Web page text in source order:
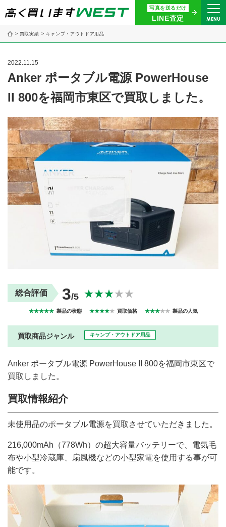
写真を送るだけ
LINE査定 MENU
まずはお気軽にお問い合わせ・
査定をご依頼ください
買取専用ダイヤル
9:00〜18:30(年中無休)
24時間365日受付
買取に関する質問や相談もすぐにできて便利
簡単操作！LINE査定
宅配買取
出張買取
買取商品ジャンル
買取実績
新着情報
規約・同意書
本人確認書類アップロード
買取実績 キャンプ・アウトドア用品
2022.11.15
Anker ポータブル電源 PowerHouse
II 800を福岡市東区で買取しました。
総合評価 3/5 ★★★★★
★★★★★ 製品の状態 ★★★★★ 買取価格 ★★★★★ 製品の人気
買取商品ジャンル キャンプ・アウトドア用品
Anker ポータブル電源 PowerHouse II 800を福岡市東区で
買取しました。
買取情報紹介
未使用品のポータブル電源を買取させていただきました。
216,000mAh（778Wh）の超大容量バッテリーで、電気毛
布や小型冷蔵庫、扇風機などの小型家電を使用する事が可
能です。